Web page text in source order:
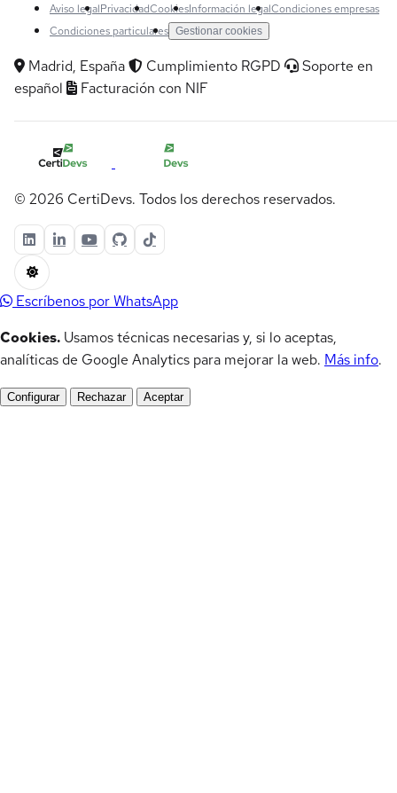
Aviso legalPrivacidadCookiesInformación legalCondiciones empresas
Condiciones particulares Gestionar cookies
Madrid, España Cumplimiento RGPD
Soporte en
español
Facturación con NIF
© 2026 CertiDevs. Todos los derechos reservados.
Escríbenos por WhatsApp
Cookies. Usamos técnicas necesarias y, si lo aceptas,
analíticas de Google Analytics para mejorar la web. Más info.
Configurar Rechazar Aceptar